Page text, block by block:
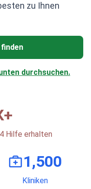
zu Ihnen
durchsuchen.
Hilfe erhalten
1,500
Kliniken